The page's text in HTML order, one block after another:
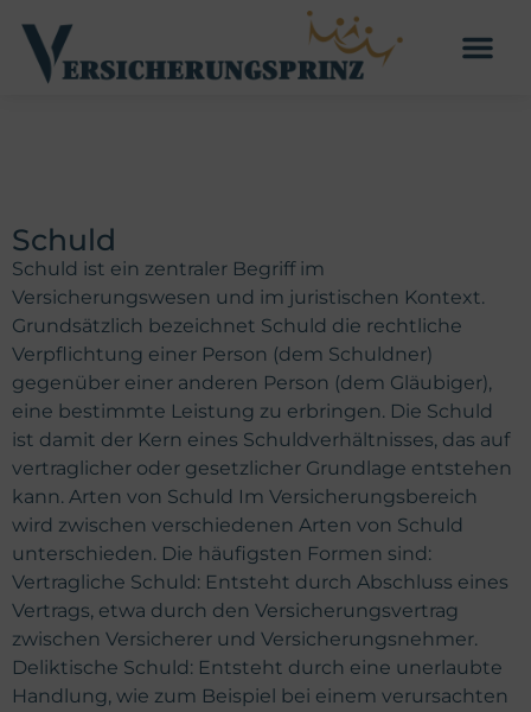
Schuld
Schuld ist ein zentraler Begriff im
Versicherungswesen und im juristischen Kontext.
Grundsätzlich bezeichnet Schuld die rechtliche
Verpflichtung einer Person (dem Schuldner)
gegenüber einer anderen Person (dem Gläubiger),
eine bestimmte Leistung zu erbringen. Die Schuld
ist damit der Kern eines Schuldverhältnisses, das auf
vertraglicher oder gesetzlicher Grundlage entstehen
kann. Arten von Schuld Im Versicherungsbereich
wird zwischen verschiedenen Arten von Schuld
unterschieden. Die häufigsten Formen sind:
Vertragliche Schuld: Entsteht durch Abschluss eines
Vertrags, etwa durch den Versicherungsvertrag
zwischen Versicherer und Versicherungsnehmer.
Deliktische Schuld: Entsteht durch eine unerlaubte
Handlung, wie zum Beispiel bei einem verursachten